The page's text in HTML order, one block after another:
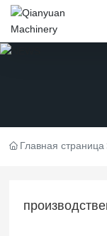
Главная страница